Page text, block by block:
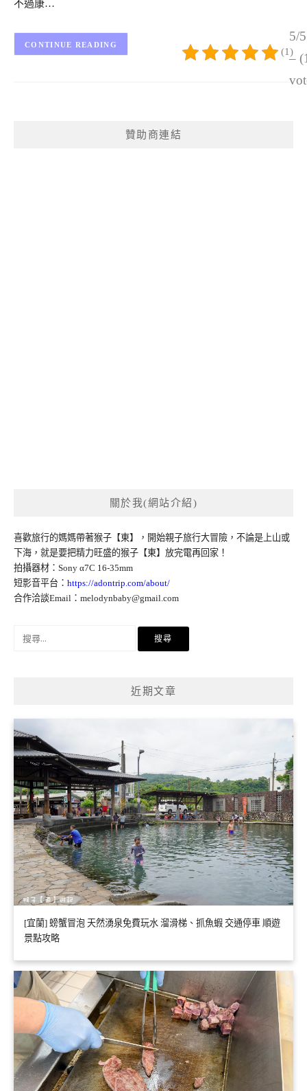
不過康…
5/5
–
(1)
CONTINUE READING
贊助商連結
關於我(網站介紹)
喜歡旅行的媽媽帶著猴子【東】，開始親子旅行大冒險，不論是上山或
下海，就是要把精力旺盛的猴子【東】放完電再回家！
拍攝器材：Sony α7C 16-35mm
短影音平台： https://adontrip.com/about/
合作洽談Email： melodynbaby@gmail.com
近期文章
[宜蘭] 螃蟹冒泡 天然湧泉免費玩水 溜滑梯、抓魚蝦 交通停車 順遊
景點攻略